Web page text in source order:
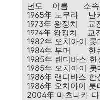
년도 이름 소속
1965年 노무라
1973年 왕정치
1974年 왕정치
1982年 오치아
1984年 부머
1985年 랜디바
1985年 오치아
1986年 랜디바
1986年 오치아
2004年 마츠나